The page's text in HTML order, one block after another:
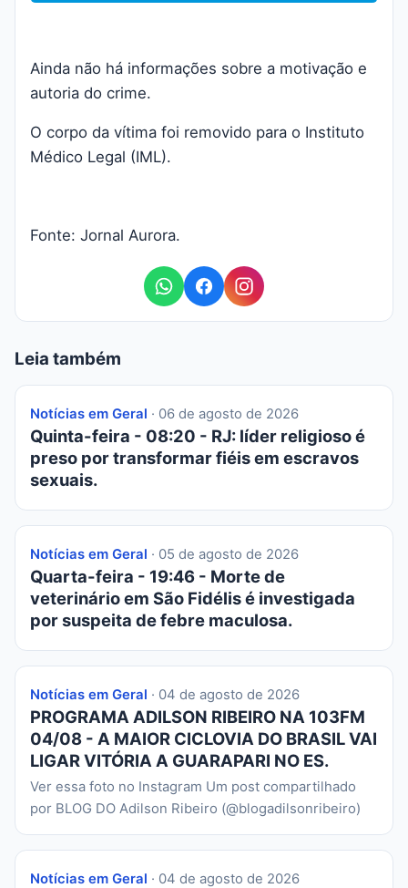
Ainda não há informações sobre a motivação e
autoria do crime.
O corpo da vítima foi removido para o Instituto
Médico Legal (IML).
Fonte: Jornal Aurora.
Leia também
Notícias em Geral · 06 de agosto de 2026
Quinta-feira - 08:20 - RJ: líder religioso é
preso por transformar fiéis em escravos
sexuais.
Notícias em Geral · 05 de agosto de 2026
Quarta-feira - 19:46 - Morte de
veterinário em São Fidélis é investigada
por suspeita de febre maculosa.
Notícias em Geral · 04 de agosto de 2026
PROGRAMA ADILSON RIBEIRO NA 103FM
04/08 - A MAIOR CICLOVIA DO BRASIL VAI
LIGAR VITÓRIA A GUARAPARI NO ES.
Ver essa foto no Instagram Um post compartilhado
por BLOG DO Adilson Ribeiro (@blogadilsonribeiro)
Notícias em Geral · 04 de agosto de 2026